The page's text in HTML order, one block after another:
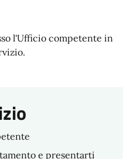
l'Ufficio competente in
e presentarti